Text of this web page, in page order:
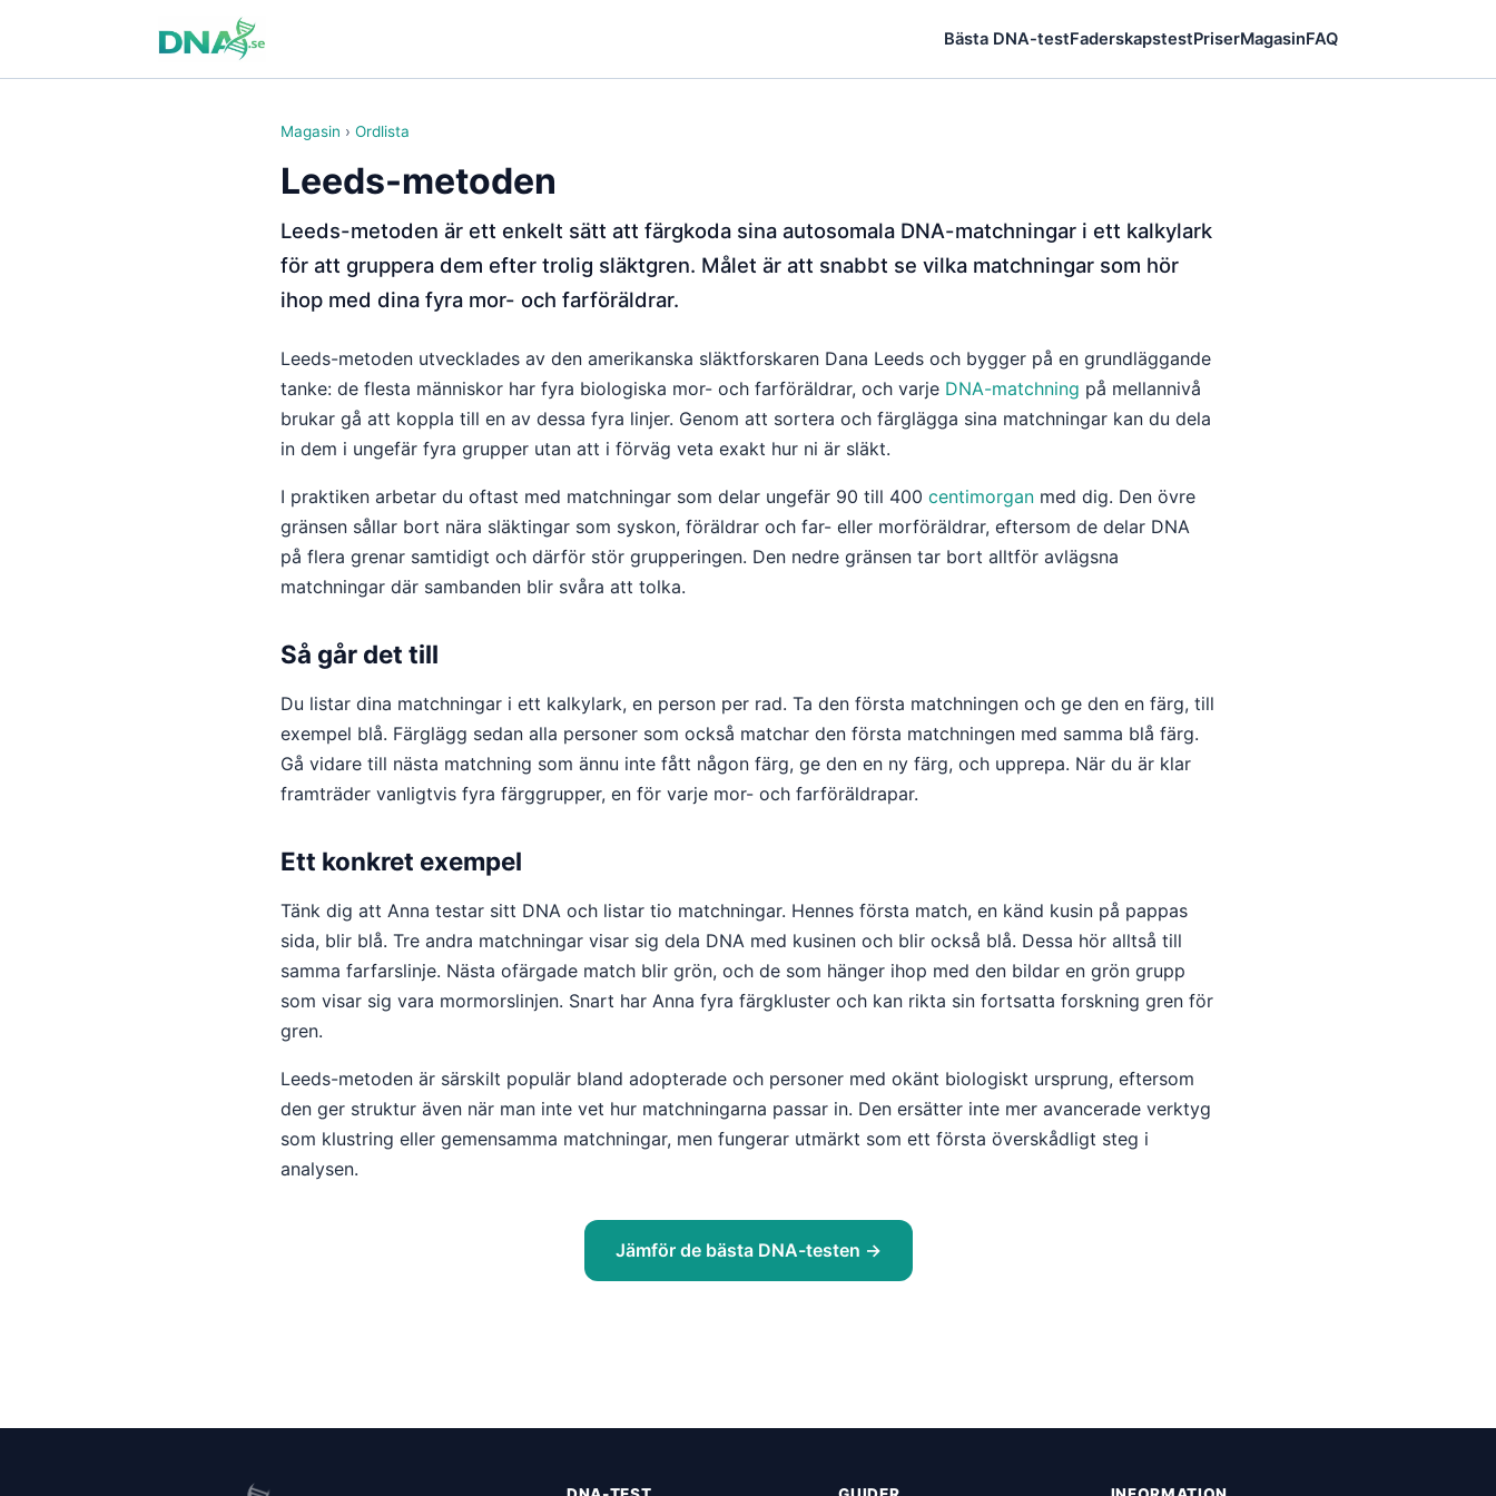
Bästa DNA-testFaderskapstestPriserMagasinFAQ
Magasin › Ordlista
Leeds-metoden
Leeds-metoden är ett enkelt sätt att färgkoda sina autosomala DNA-matchningar i ett kalkylark
för att gruppera dem efter trolig släktgren. Målet är att snabbt se vilka matchningar som hör
ihop med dina fyra mor- och farföräldrar.
Leeds-metoden utvecklades av den amerikanska släktforskaren Dana Leeds och bygger på en grundläggande
tanke: de flesta människor har fyra biologiska mor- och farföräldrar, och varje DNA-matchning på mellannivå
brukar gå att koppla till en av dessa fyra linjer. Genom att sortera och färglägga sina matchningar kan du dela
in dem i ungefär fyra grupper utan att i förväg veta exakt hur ni är släkt.
I praktiken arbetar du oftast med matchningar som delar ungefär 90 till 400 centimorgan med dig. Den övre
gränsen sållar bort nära släktingar som syskon, föräldrar och far- eller morföräldrar, eftersom de delar DNA
på flera grenar samtidigt och därför stör grupperingen. Den nedre gränsen tar bort alltför avlägsna
matchningar där sambanden blir svåra att tolka.
Så går det till
Du listar dina matchningar i ett kalkylark, en person per rad. Ta den första matchningen och ge den en färg, till
exempel blå. Färglägg sedan alla personer som också matchar den första matchningen med samma blå färg.
Gå vidare till nästa matchning som ännu inte fått någon färg, ge den en ny färg, och upprepa. När du är klar
framträder vanligtvis fyra färggrupper, en för varje mor- och farföräldrapar.
Ett konkret exempel
Tänk dig att Anna testar sitt DNA och listar tio matchningar. Hennes första match, en känd kusin på pappas
sida, blir blå. Tre andra matchningar visar sig dela DNA med kusinen och blir också blå. Dessa hör alltså till
samma farfarslinje. Nästa ofärgade match blir grön, och de som hänger ihop med den bildar en grön grupp
som visar sig vara mormorslinjen. Snart har Anna fyra färgkluster och kan rikta sin fortsatta forskning gren för
gren.
Leeds-metoden är särskilt populär bland adopterade och personer med okänt biologiskt ursprung, eftersom
den ger struktur även när man inte vet hur matchningarna passar in. Den ersätter inte mer avancerade verktyg
som klustring eller gemensamma matchningar, men fungerar utmärkt som ett första överskådligt steg i
analysen.
Jämför de bästa DNA-testen →